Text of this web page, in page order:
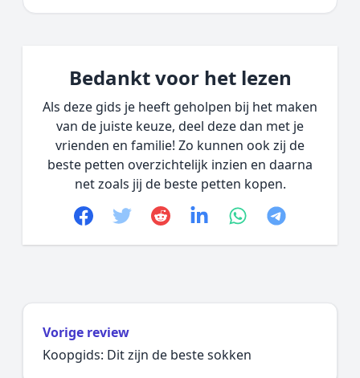
Bedankt voor het lezen
Als deze gids je heeft geholpen bij het maken
van de juiste keuze, deel deze dan met je
vrienden en familie! Zo kunnen ook zij de
beste petten overzichtelijk inzien en daarna
net zoals jij de beste petten kopen.
Facebook
TwitterRedditlinkedinwhatsapp
telegram
Vorige review
Koopgids: Dit zijn de beste sokken